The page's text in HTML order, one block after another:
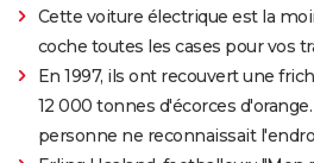
Cette voiture électrique est la
coche toutes les cases pour vos
En 1997, ils ont recouvert une
12 000 tonnes d'écorces
personne ne reconnaissait